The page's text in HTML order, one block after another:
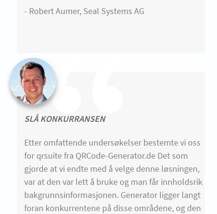
- Robert Aumer, Seal Systems AG
SLÅ KONKURRANSEN
Etter omfattende undersøkelser bestemte vi oss
for qrsuite fra QRCode-Generator.de Det som
gjorde at vi endte med å velge denne løsningen,
var at den var lett å bruke og man får innholdsrik
bakgrunnsinformasjonen. Generator ligger langt
foran konkurrentene på disse områdene, og den